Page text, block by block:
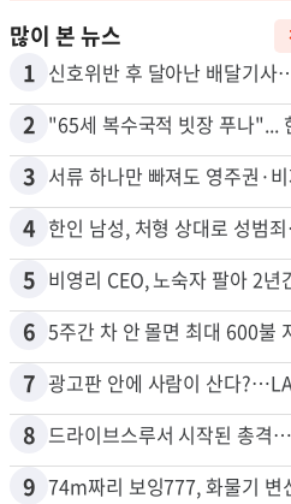
많이 본 뉴스
1
2
3
4
5 비영리 CEO, 노숙자 팔아 2년
6 5주간 차 안 몰면 최대 600불
7
8
9